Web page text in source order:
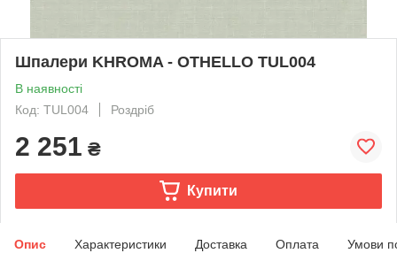
Шпалери KHROMA - OTHELLO TUL004
В наявності
Код: TUL004
Роздріб
2 251 ₴
Купити
Опис Характеристики Доставка Оплата Умови